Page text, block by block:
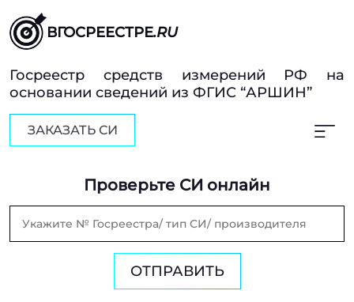
ВГОСРЕЕСТРЕ.RU
Госреестр средств измерений РФ на
основании сведений из ФГИС “АРШИН”
ЗАКАЗАТЬ СИ
Проверьте СИ онлайн
ОТПРАВИТЬ